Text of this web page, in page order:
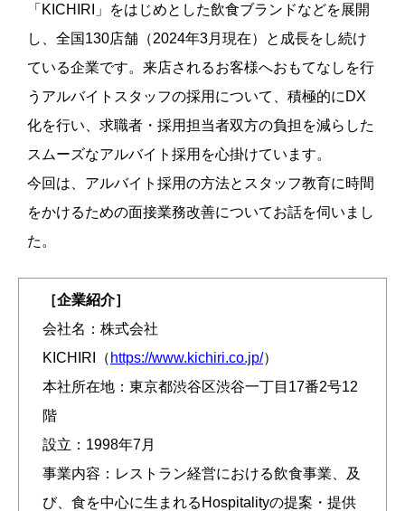
「KICHIRI」をはじめとした飲食ブランドなどを展開
し、全国130店舗（2024年3月現在）と成長をし続け
ている企業です。来店されるお客様へおもてなしを行
うアルバイトスタッフの採用について、積極的にDX
化を行い、求職者・採用担当者双方の負担を減らした
スムーズなアルバイト採用を心掛けています。
今回は、アルバイト採用の方法とスタッフ教育に時間
をかけるための面接業務改善についてお話を伺いまし
た。
［企業紹介］
会社名：株式会社
KICHIRI（ https://www.kichiri.co.jp/）
本社所在地：東京都渋谷区渋谷一丁目17番2号12
階
設立：1998年7月
事業内容：レストラン経営における飲食事業、及
び、食を中心に生まれるHospitalityの提案・提供